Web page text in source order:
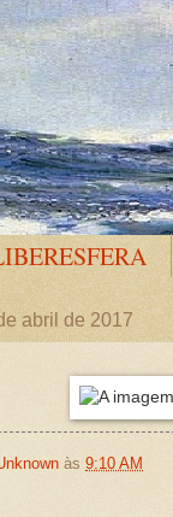
abril de 2017
às 9:10 AM